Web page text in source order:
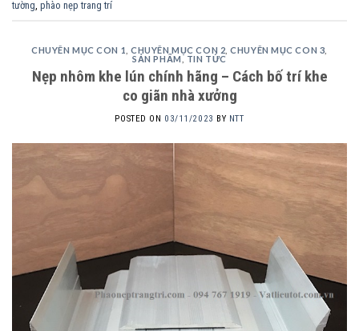
tường, phào nẹp trang trí
CHUYÊN MỤC CON 1 ,CHUYÊN MỤC CON 2 ,CHUYÊN MỤC CON 3
SẢN PHẨM , TIN TỨC
Nẹp nhôm khe lún chính hãng – Cách bố trí khe
co giãn nhà xưởng
POSTED ON 03/11/2023 BY NTT